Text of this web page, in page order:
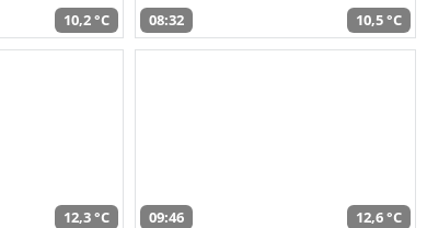
10,2 °C 08:32 10,5 °C
12,3 °C 09:46 12,6 °C